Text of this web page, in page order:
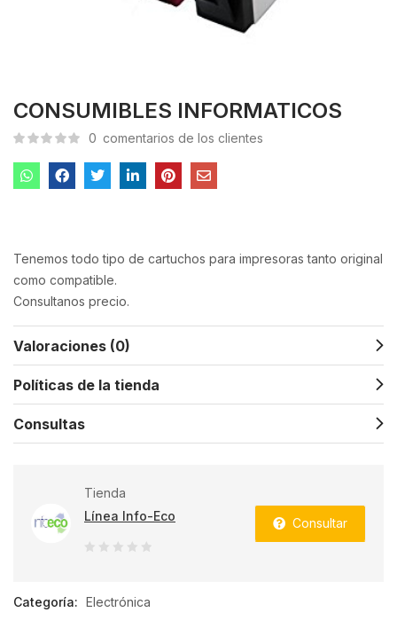
CONSUMIBLES INFORMATICOS
0 comentarios de los clientes
Tenemos todo tipo de cartuchos para impresoras tanto original
como compatible.
Consultanos precio.
Valoraciones (0)
Políticas de la tienda
Consultas
Tienda
Línea Info-Eco
5
Consultar
Categoría: Electrónica